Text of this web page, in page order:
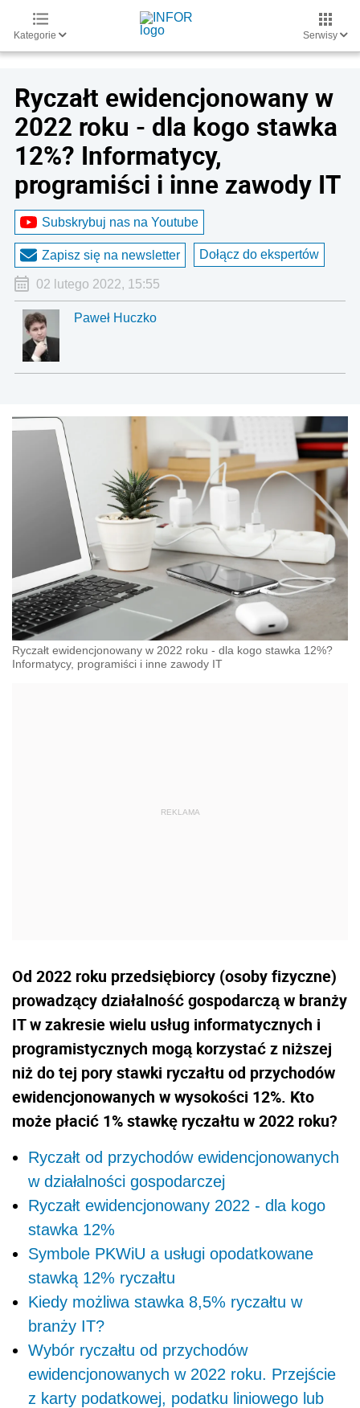
Kategorie Serwisy
Ryczałt ewidencjonowany w
2022 roku - dla kogo stawka
12%? Informatycy,
programiści i inne zawody IT
Subskrybuj nas na Youtube
Zapisz się na newsletter Dołącz do ekspertów
02 lutego 2022, 15:55
Paweł Huczko
Ryczałt ewidencjonowany w 2022 roku - dla kogo stawka 12%?
Informatycy, programiści i inne zawody IT
Od 2022 roku przedsiębiorcy (osoby fizyczne)
prowadzący działalność gospodarczą w branży
IT w zakresie wielu usług informatycznych i
programistycznych mogą korzystać z niższej
niż do tej pory stawki ryczałtu od przychodów
ewidencjonowanych w wysokości 12%. Kto
może płacić 1% stawkę ryczałtu w 2022 roku?
Ryczałt od przychodów ewidencjonowanych
w działalności gospodarczej
Ryczałt ewidencjonowany 2022 - dla kogo
stawka 12%
Symbole PKWiU a usługi opodatkowane
stawką 12% ryczałtu
Kiedy możliwa stawka 8,5% ryczałtu w
branży IT?
Wybór ryczałtu od przychodów
ewidencjonowanych w 2022 roku. Przejście
z karty podatkowej, podatku liniowego lub